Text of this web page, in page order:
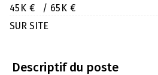
45K €
/ 65K €
SUR SITE
Descriptif du poste